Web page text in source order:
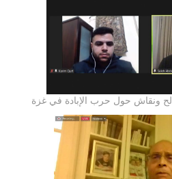
ونقاش حول حرب الإبادة في غزة